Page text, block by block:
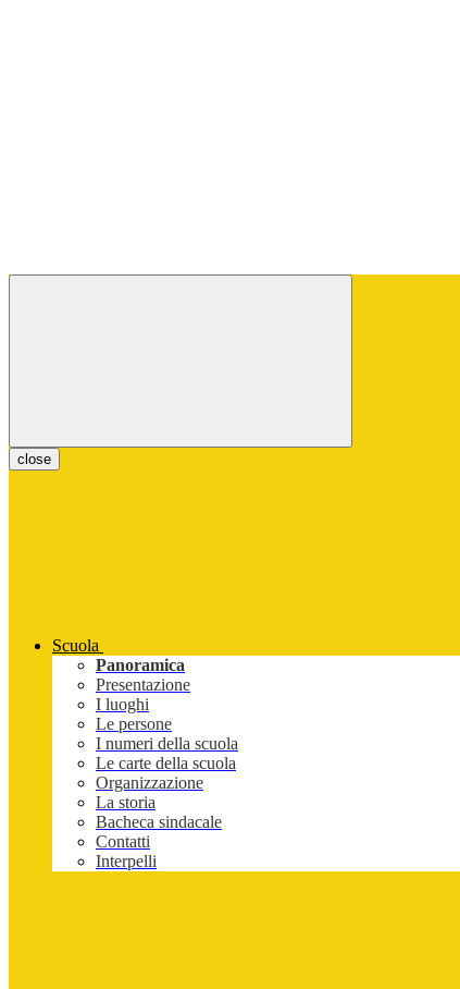
close
Scuola
Panoramica
Presentazione
I luoghi
Le persone
I numeri della scuola
Le carte della scuola
Organizzazione
La storia
Bacheca sindacale
Contatti
Interpelli